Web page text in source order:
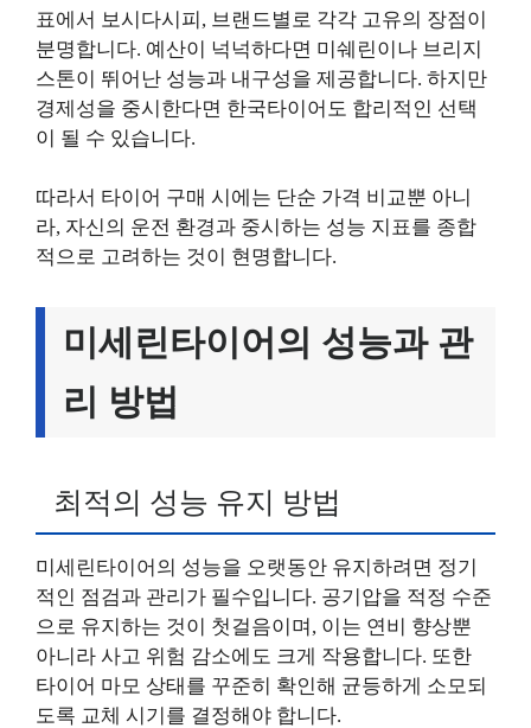
표에서 보시다시피, 브랜드별로 각각 고유의 장점이
분명합니다. 예산이 넉넉하다면 미쉐린이나 브리지
스톤이 뛰어난 성능과 내구성을 제공합니다. 하지만
경제성을 중시한다면 한국타이어도 합리적인 선택
이 될 수 있습니다.
따라서 타이어 구매 시에는 단순 가격 비교뿐 아니
라, 자신의 운전 환경과 중시하는 성능 지표를 종합
적으로 고려하는 것이 현명합니다.
미세린타이어의 성능과 관
리 방법
최적의 성능 유지 방법
미세린타이어의 성능을 오랫동안 유지하려면 정기
적인 점검과 관리가 필수입니다. 공기압을 적정 수준
으로 유지하는 것이 첫걸음이며, 이는 연비 향상뿐
아니라 사고 위험 감소에도 크게 작용합니다. 또한
타이어 마모 상태를 꾸준히 확인해 균등하게 소모되
도록 교체 시기를 결정해야 합니다.